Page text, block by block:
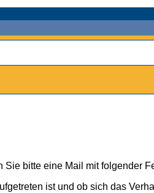
bitte eine Mail mit folgender
ist und ob sich das